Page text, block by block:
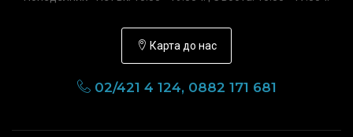
Карта до нас
02/421 4 124, 0882 171 681